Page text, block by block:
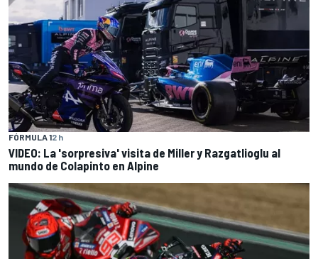
FÓRMULA 12 h
VIDEO: La 'sorpresiva' visita de Miller y Razgatlioglu al
mundo de Colapinto en Alpine